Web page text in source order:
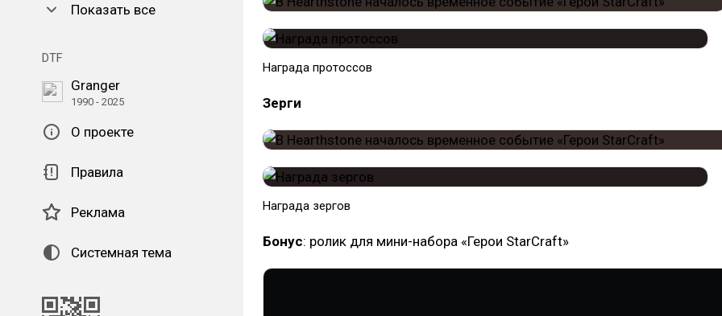
Показать все
DTF
Granger
1990 - 2025
О проекте
Правила
Реклама
Системная тема
Награда протоссов
Зерги
Награда зергов
Бонус: ролик для мини-набора «Герои StarCraft»